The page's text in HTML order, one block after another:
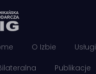
O Izbie Usługi
Publikacje